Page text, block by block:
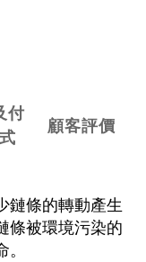
付
顧客評價
鏈條的轉動產生
條被環境污染的